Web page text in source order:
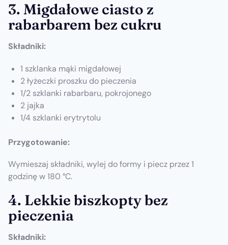
3. Migdałowe ciasto z
rabarbarem bez cukru
Składniki:
1 szklanka mąki migdałowej
2 łyżeczki proszku do pieczenia
1/2 szklanki rabarbaru, pokrojonego
2 jajka
1/4 szklanki erytrytolu
Przygotowanie:
Wymieszaj składniki, wylej do formy i piecz przez 1
godzinę w 180 °C.
4. Lekkie biszkopty bez
pieczenia
Składniki: